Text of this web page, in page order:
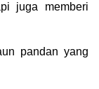
juga memberi
pandan yang